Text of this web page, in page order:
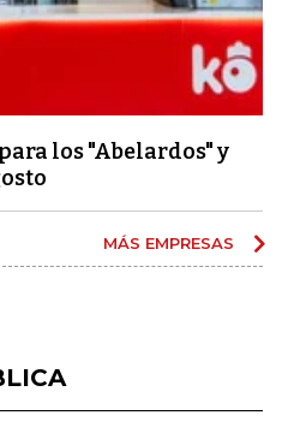
los "Abelardos" y
MÁS EMPRESAS